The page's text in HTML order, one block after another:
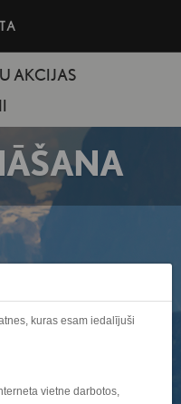
AKCIJAS
kuras esam iedalījuši
vietne darbotos,